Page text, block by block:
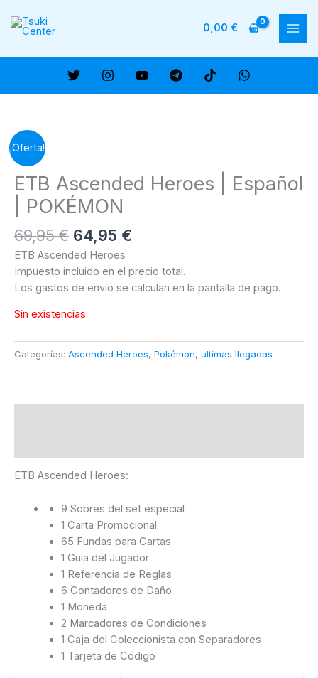
0,00 €
¡Oferta!
ETB Ascended Heroes | Español
| POKÉMON
69,95€ El
precio
original
era:
64,95 €
actual
es:
ETB Ascended Heroes
Impuesto incluido en el precio total.
Los gastos de envío se calculan en la pantalla de pago.
Sin existencias
Categorías: Ascended Heroes, Pokémon, ultimas llegadas
ETB Ascended Heroes:
9 Sobres del set especial
1 Carta Promocional
65 Fundas para Cartas
1 Guía del Jugador
1 Referencia de Reglas
6 Contadores de Daño
1 Moneda
2 Marcadores de Condiciones
1 Caja del Coleccionista con Separadores
1 Tarjeta de Código